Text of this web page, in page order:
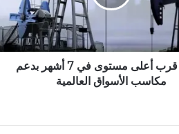
النفط قرب أعلى مستوى في 7 أشهر بدعم
مكاسب الأسواق العالمية